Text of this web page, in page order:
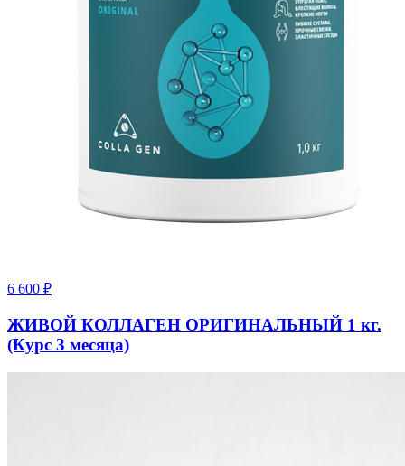
6 600 ₽
ЖИВОЙ КОЛЛАГЕН ОРИГИНАЛЬНЫЙ 1 кг.
(Курс 3 месяца)